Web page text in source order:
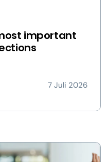
important
7 Juli 2026